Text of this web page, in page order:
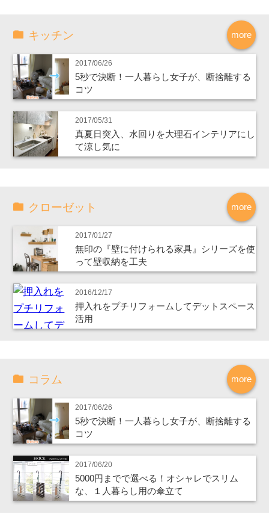
more
キッチン
2017/06/26
5秒で決断！一人暮らし女子が、断捨離する
コツ
2017/05/31
真夏日突入、水回りを大理石インテリアにし
て涼し気に
more
クローゼット
2017/01/27
無印の『壁に付けられる家具』シリーズを使
って壁収納を工夫
2016/12/17
押入れをプチリフォームしてデットスペース
活用
more
コラム
2017/06/26
5秒で決断！一人暮らし女子が、断捨離する
コツ
2017/06/20
5000円までで選べる！オシャレでスリム
な、１人暮らし用の傘立て